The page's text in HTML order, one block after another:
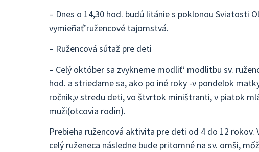
– Dnes o 14,30 hod. budú litánie s poklonou Sviatosti
vymieñať’ružencové tajomstvá.
– Ružencová sútaž pre deti
– Celý október sa zvykneme modliť‘ modlitbu sv.
hod. a striedame sa, ako po iné roky -v pondelok
ročnik,v stredu deti, vo štvrtok miništranti, v piatok
muži(otcovia rodin).
Prebieha ružencová aktivita pre deti od 4 do 12 rokov.
celý ruženeca následne bude pritomné na sv. omši,